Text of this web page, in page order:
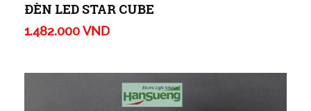
ĐÈN LED STAR CUBE
1.482.000 VND